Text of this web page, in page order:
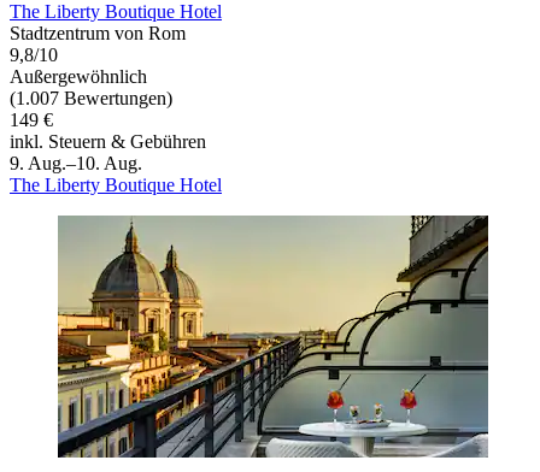
The Liberty Boutique Hotel
Stadtzentrum von Rom
9,8/10
Außergewöhnlich
(1.007 Bewertungen)
149 €
inkl. Steuern & Gebühren
9. Aug.–10. Aug.
The Liberty Boutique Hotel